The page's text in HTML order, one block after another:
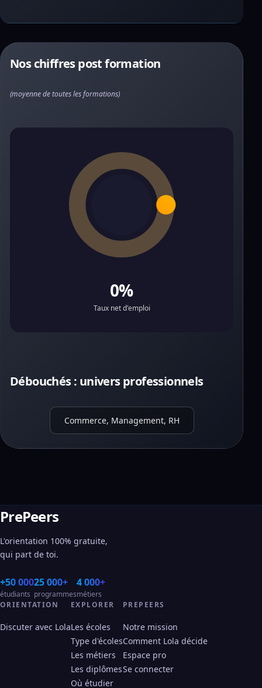
Nos chiffres post formation
(moyenne de toutes les formations)
0%
Taux net d'emploi
Débouchés : univers professionnels
Commerce, Management, RH
PrePeers
L'orientation 100% gratuite,
qui part de toi.
+50 000
étudiants
25 000+
programmes
4 000+
métiers
ORIENTATION
Discuter avec Lola
EXPLORER
Les écoles
Type d'écoles
Les métiers
Les diplômes
Où étudier
PREPEERS
Notre mission
Comment Lola décide
Espace pro
Se connecter